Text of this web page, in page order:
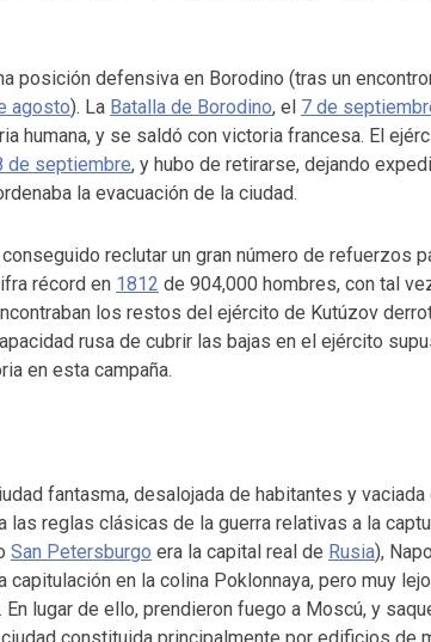
posición defensiva en Borodino (tras un
agosto). La Batalla de Borodino, el 7 de
humana, y se saldó con victoria francesa. El
de septiembre, y hubo de retirarse, dejando
la evacuación de la ciudad.
reclutar un gran número de refuerzos
récord en 1812 de 904,000 hombres, con tal
los restos del ejército de Kutúzov
rusa de cubrir las bajas en el ejército
en esta campaña.
fantasma, desalojada de habitantes y
las reglas clásicas de la guerra relativas a la
San Petersburgo era la capital real de Rusia),
capitulación en la colina Poklonnaya, pero muy
lugar de ello, prendieron fuego a Moscú, y